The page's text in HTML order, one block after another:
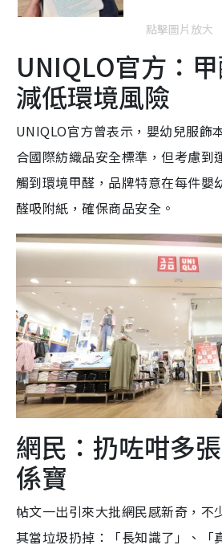
點擊圖片放大
UNIQLO官方：
減低環境風險
UNIQLO官方曾表示，嬰幼兒服飾
合國際紡織品安全標準，但考慮到
觸到環境甲醛，品牌特意在每件嬰
醛吸附紙，確保商品安全。
網民：扔咗咁多
係寶
帖文一出引來大批網民感新奇，不
其當垃圾扔掉：「長知識了」、「